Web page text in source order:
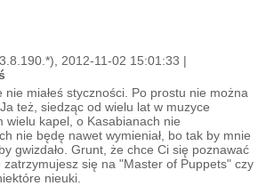
2012-11-02 15:01:33 |
nie miałeś styczności. Po prostu nie można
też, siedząc od wielu lat w muzyce
wielu kapel, o Kasabianach nie
nie będę nawet wymieniał, bo tak by mnie
gwizdało. Grunt, że chce Ci się poznawać
zatrzymujesz się na "Master of Puppets" czy
nieuki.